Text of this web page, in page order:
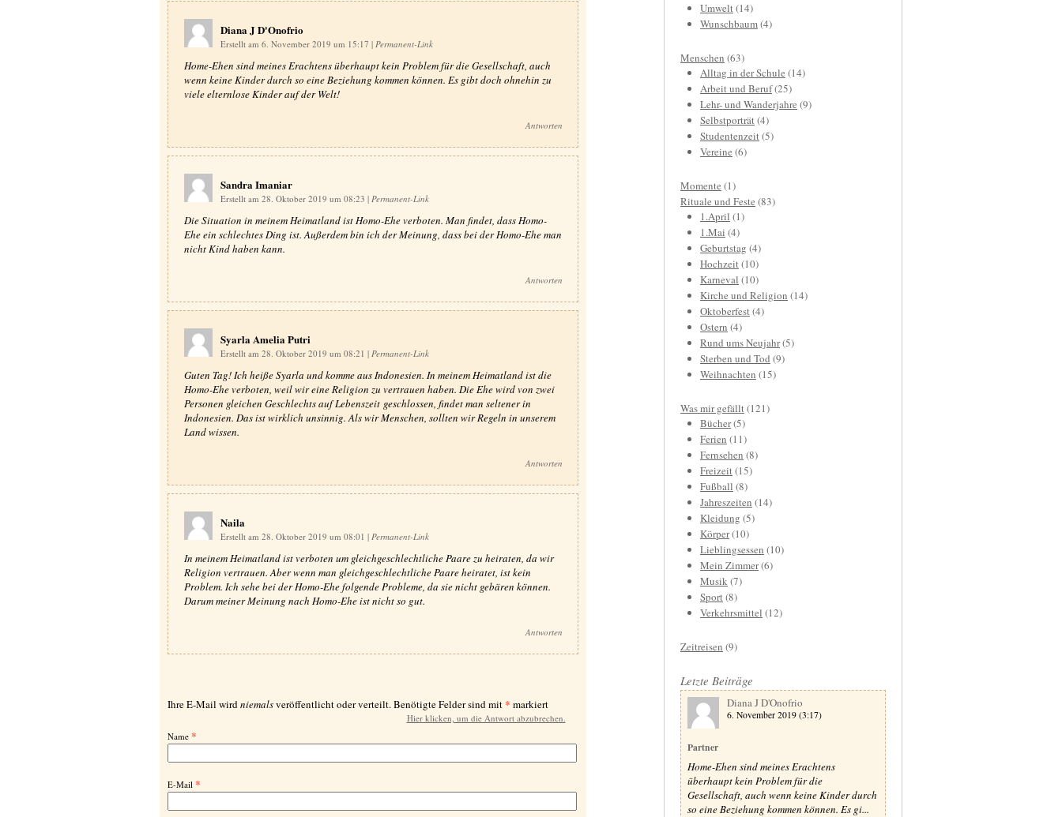
Diana J D'Onofrio
Erstellt am 6. November 2019 um 15:17 | Permanent-Link
Home-Ehen sind meines Erachtens überhaupt kein Problem für die Gesellschaft, auch
wenn keine Kinder durch so eine Beziehung kommen können. Es gibt doch ohnehin zu
viele elternlose Kinder auf der Welt!
Antworten
Sandra Imaniar
Erstellt am 28. Oktober 2019 um 08:23 | Permanent-Link
Die Situation in meinem Heimatland ist Homo-Ehe verboten. Man findet, dass Homo-
Ehe ein schlechtes Ding ist. Außerdem bin ich der Meinung, dass bei der Homo-Ehe man
nicht Kind haben kann.
Antworten
Syarla Amelia Putri
Erstellt am 28. Oktober 2019 um 08:21 | Permanent-Link
Guten Tag! Ich heiße Syarla und komme aus Indonesien. In meinem Heimatland ist die
Homo-Ehe verboten, weil wir eine Religion zu vertrauen haben. Die Ehe wird von zwei
Personen gleichen Geschlechts auf Lebenszeit geschlossen, findet man seltener in
Indonesien. Das ist wirklich unsinnig. Als wir Menschen, sollten wir Regeln in unserem
Land wissen.
Antworten
Naila
Erstellt am 28. Oktober 2019 um 08:01 | Permanent-Link
In meinem Heimatland ist verboten um gleichgeschlechtliche Paare zu heiraten, da wir
Religion vertrauen. Aber wenn man gleichgeschlechtliche Paare heiratet, ist kein
Problem. Ich sehe bei der Homo-Ehe folgende Probleme, da sie nicht gebären können.
Darum meiner Meinung nach Homo-Ehe ist nicht so gut.
Antworten
Hier klicken, um die Antwort abzubrechen.
Ihre E-Mail wirdniemalsveröffentlicht oder verteilt. Benötigte Felder sind mit* markiert
Name *
E-Mail *
Umwelt(14)
Wunschbaum(4)
Menschen (63)
Alltag in der Schule (14)
Arbeit und Beruf(25)
Lehr- und Wanderjahre (9)
Selbstporträt(4)
Studentenzeit(5)
Vereine (6)
Momente (1)
Rituale und Feste (83)
1.April (1)
1.Mai (4)
Geburtstag (4)
Hochzeit(10)
Karneval (10)
Kirche und Religion (14)
Oktoberfest(4)
Ostern (4)
Rund ums Neujahr(5)
Sterben und Tod (9)
Weihnachten (15)
Was mir gefällt(121)
Bücher(5)
Ferien (11)
Fernsehen (8)
Freizeit(15)
Fußball (8)
Jahreszeiten (14)
Kleidung (5)
Körper(10)
Lieblingsessen (10)
Mein Zimmer(6)
Musik(7)
Sport(8)
Verkehrsmittel (12)
Zeitreisen (9)
Letzte Beiträge
Diana J D'Onofrio
6. November 2019 (3:17)
Partner
Home-Ehen sind meines Erachtens
überhaupt kein Problem für die
Gesellschaft, auch wenn keine Kinder durch
so eine Beziehung kommen können. Es gi...